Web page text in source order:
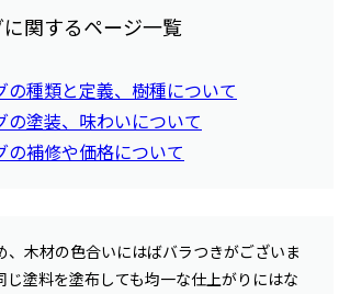
関するページ一覧
種類と定義、樹種について
塗装、味わいについて
補修や価格について
木材の色合いにはばバラつきがございま
じ塗料を塗布しても均一な仕上がりにはな